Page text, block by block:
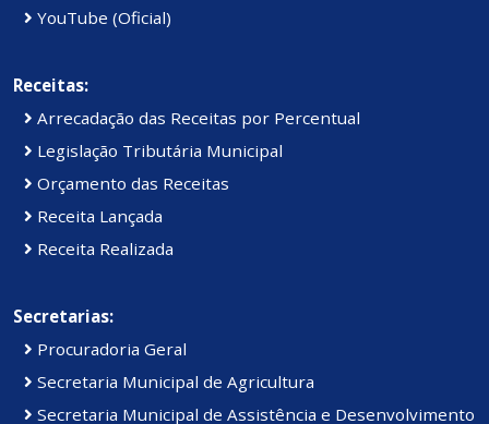
YouTube (Oficial)
Receitas:
Arrecadação das Receitas por Percentual
Legislação Tributária Municipal
Orçamento das Receitas
Receita Lançada
Receita Realizada
Secretarias:
Procuradoria Geral
Secretaria Municipal de Agricultura
Secretaria Municipal de Assistência e Desenvolvimento